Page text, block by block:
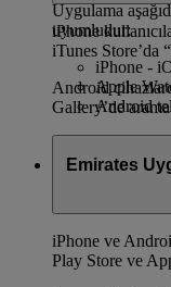
Uygulama
uyumludur:
iPhone -
Apple
Android
iPhone
iTunes Store’da
Android
Gallery’de
Emirates
iPhone ve
Play Store ve